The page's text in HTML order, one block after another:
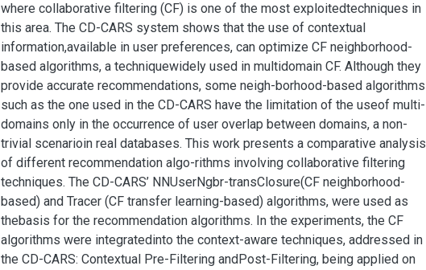
where collaborative filtering (CF) is one of the most exploitedtechniques in
this area. The CD-CARS system shows that the use of contextual
information,available in user preferences, can optimize CF neighborhood-
based algorithms, a techniquewidely used in multidomain CF. Although they
provide accurate recommendations, some neigh-borhood-based algorithms
such as the one used in the CD-CARS have the limitation of the useof multi-
domains only in the occurrence of user overlap between domains, a non-
trivial scenarioin real databases. This work presents a comparative analysis
of different recommendation algo-rithms involving collaborative filtering
techniques. The CD-CARS’ NNUserNgbr-transClosure(CF neighborhood-
based) and Tracer (CF transfer learning-based) algorithms, were used as
thebasis for the recommendation algorithms. In the experiments, the CF
algorithms were integratedinto the context-aware techniques, addressed in
the CD-CARS: Contextual Pre-Filtering andPost-Filtering, being applied on